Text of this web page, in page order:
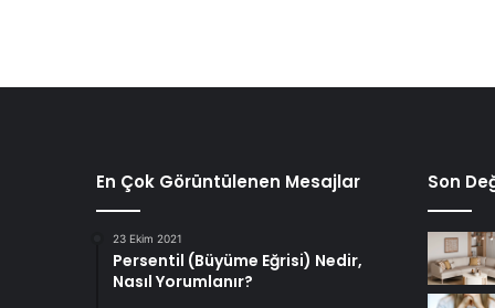
En Çok Görüntülenen Mesajlar
23 Ekim 2021
Persentil (Büyüme Eğrisi) Nedir,
Nasıl Yorumlanır?
Son